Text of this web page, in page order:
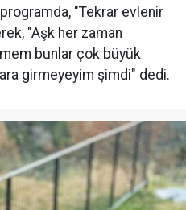
programda, "Tekrar evlenir
"Aşk her zaman
bunlar çok büyük
girmeyeyim şimdi" dedi.